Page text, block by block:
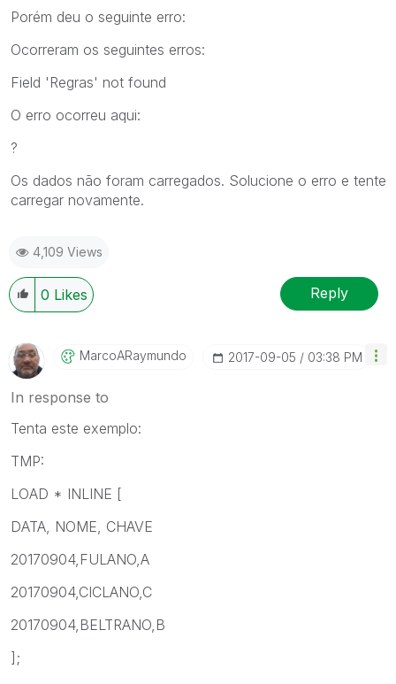
Porém deu o seguinte erro:
Ocorreram os seguintes erros:
Field 'Regras' not found
O erro ocorreu aqui:
?
Os dados não foram carregados. Solucione o erro e tente
carregar novamente.
4,109 Views
0 Likes Reply
MarcoARaymundo ‎2017-09-05 03:38 PM
In response to
Tenta este exemplo:
TMP:
LOAD * INLINE [
DATA, NOME, CHAVE
20170904,FULANO,A
20170904,CICLANO,C
20170904,BELTRANO,B
];